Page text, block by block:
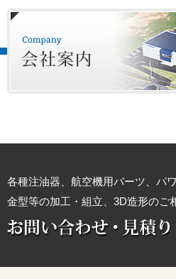
各種注油器、航空機用パーツ、パ
金型等の加工・組立、3D造形のご